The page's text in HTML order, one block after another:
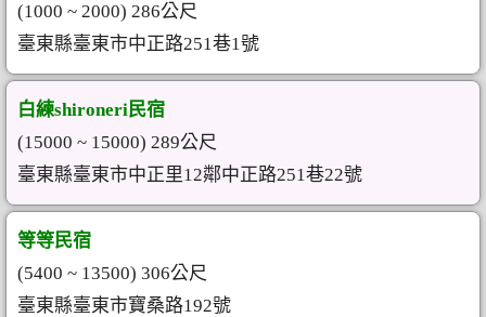
(1000 ~ 2000) 286公尺
臺東縣臺東市中正路251巷1號
白練shironeri民宿
(15000 ~ 15000) 289公尺
臺東縣臺東市中正里12鄰中正路251巷22號
等等民宿
(5400 ~ 13500) 306公尺
臺東縣臺東市寶桑路192號